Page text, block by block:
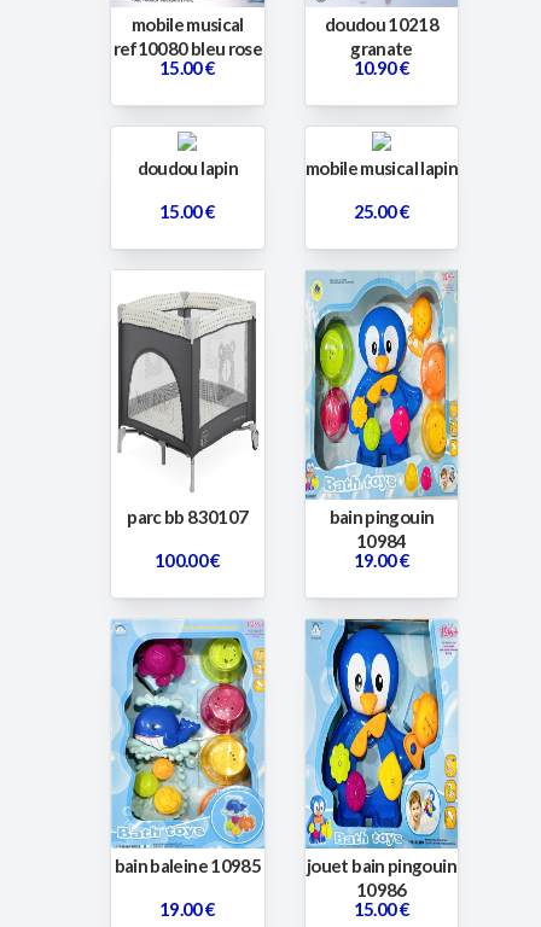
mobile musical
ref10080 bleu rose
15.00 €
doudou 10218
granate
10.90 €
doudou lapin
15.00 €
mobile musical lapin
25.00 €
parc bb 830107
100.00 €
bain pingouin
10984
19.00 €
bain baleine 10985
19.00 €
jouet bain pingouin
10986
15.00 €